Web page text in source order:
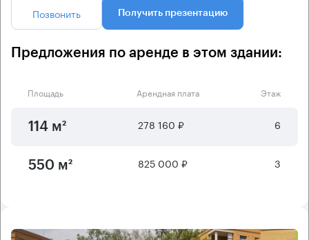
Позвонить Получить презентацию
Предложения по аренде в этом здании:
Площадь Арендная плата Этаж
114 м² 278 160 ₽ 6
550 м² 825 000 ₽ 3